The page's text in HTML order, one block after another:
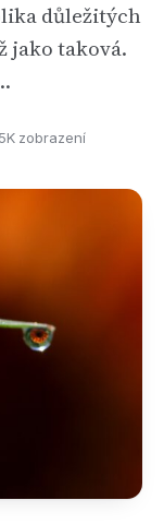
důležitých
jako taková.
zobrazení